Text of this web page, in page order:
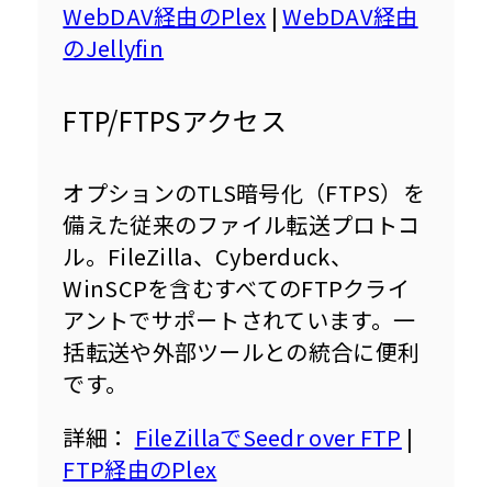
WebDAV経由のPlex | WebDAV経由
のJellyfin
FTP/FTPSアクセス
オプションのTLS暗号化（FTPS）を
備えた従来のファイル転送プロトコ
ル。FileZilla、Cyberduck、
WinSCPを含むすべてのFTPクライ
アントでサポートされています。一
括転送や外部ツールとの統合に便利
です。
詳細： FileZillaでSeedr over FTP |
FTP経由のPlex